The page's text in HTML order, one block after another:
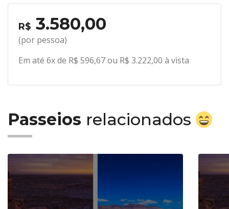
R$ 3.580,00
(por pessoa)
Em até 6x de R$ 596,67 ou R$ 3.222,00 à vista
Passeios relacionados